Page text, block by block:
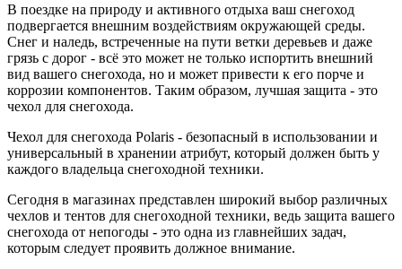
В поездке на природу и активного отдыха ваш снегоход
подвергается внешним воздействиям окружающей среды.
Снег и наледь, встреченные на пути ветки деревьев и даже
грязь с дорог - всё это может не только испортить внешний
вид вашего снегохода, но и может привести к его порче и
коррозии компонентов. Таким образом, лучшая защита - это
чехол для снегохода.
Чехол для снегохода Polaris - безопасный в использовании и
универсальный в хранении атрибут, который должен быть у
каждого владельца снегоходной техники.
Сегодня в магазинах представлен широкий выбор различных
чехлов и тентов для снегоходной техники, ведь защита вашего
снегохода от непогоды - это одна из главнейших задач,
которым следует проявить должное внимание.